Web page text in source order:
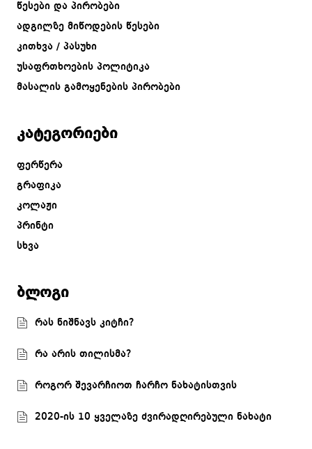
წესები და პირობები
ადგილზე მიწოდების წესები
კითხვა / პასუხი
უსაფრთხოების პოლიტიკა
მასალის გამოყენების პირობები
კატეგორიები
ფერწერა
გრაფიკა
კოლაჟი
პრინტი
სხვა
ბლოგი
რას ნიშნავს კიტჩი?
რა არის თილისმა?
როგორ შევარჩიოთ ჩარჩო ნახატისთვის
2020-ის 10 ყველაზე ძვირადღირებული ნახატი